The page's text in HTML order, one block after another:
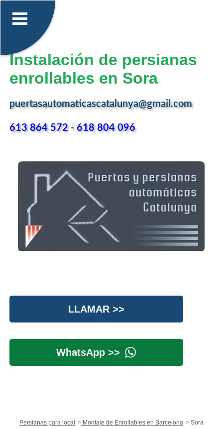
Instalación de persianas
enrollables en Sora
puertasautomaticascatalunya@gmail.com
613 864 572-618 804 096
LLAMAR >>
WhatsApp >>
Persianas para local Montaje de Enrollables en Barcelona Sora